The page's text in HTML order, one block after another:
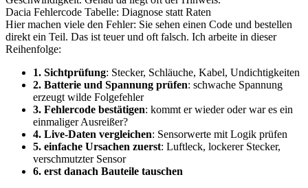
Dacia Fehlercode Tabelle: Diagnose statt Raten
Hier machen viele den Fehler: Sie sehen einen Code und bestellen
direkt ein Teil. Das ist teuer und oft falsch. Ich arbeite in dieser
Reihenfolge:
1. Sichtprüfung: Stecker, Schläuche, Kabel, Undichtigkeiten
2. Batterie und Spannung prüfen: schwache Spannung
erzeugt wilde Folgefehler
3. Fehlercode bestätigen: kommt er wieder oder war es ein
einmaliger Ausreißer?
4. Live-Daten vergleichen: Sensorwerte mit Logik prüfen
5. einfache Ursachen zuerst: Luftleck, lockerer Stecker,
verschmutzter Sensor
6. erst danach Bauteile tauschen